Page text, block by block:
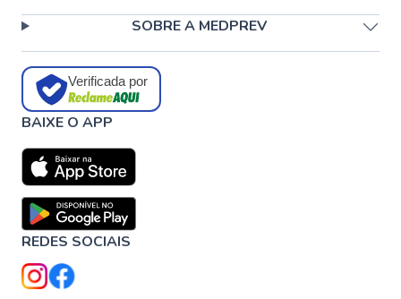
SOBRE A MEDPREV
Verificada por
BAIXE O APP
REDES SOCIAIS